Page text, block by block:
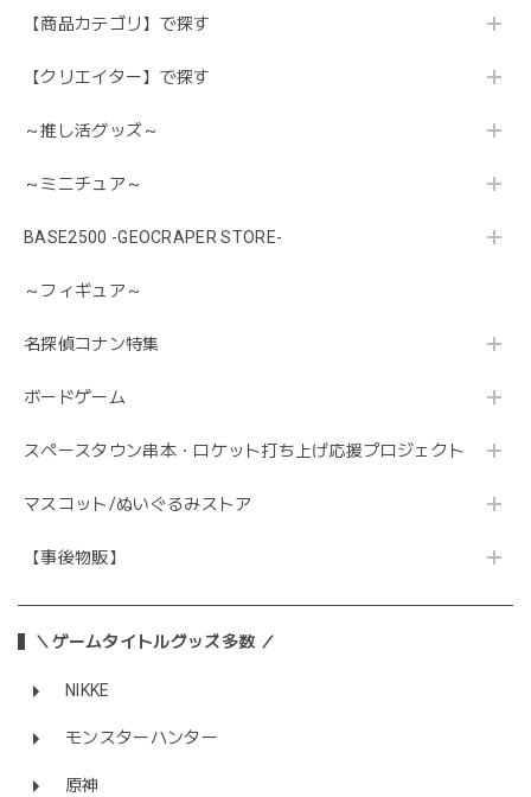
【商品カテゴリ】で探す
【クリエイター】で探す
～推し活グッズ～
～ミニチュア～
BASE2500 -GEOCRAPER STORE-
～フィギュア～
名探偵コナン特集
ボードゲーム
スペースタウン串本・ロケット打ち上げ応援プロジェクト
マスコット/ぬいぐるみストア
【事後物販】
＼ゲームタイトルグッズ多数 ／
NIKKE
モンスターハンター
原神